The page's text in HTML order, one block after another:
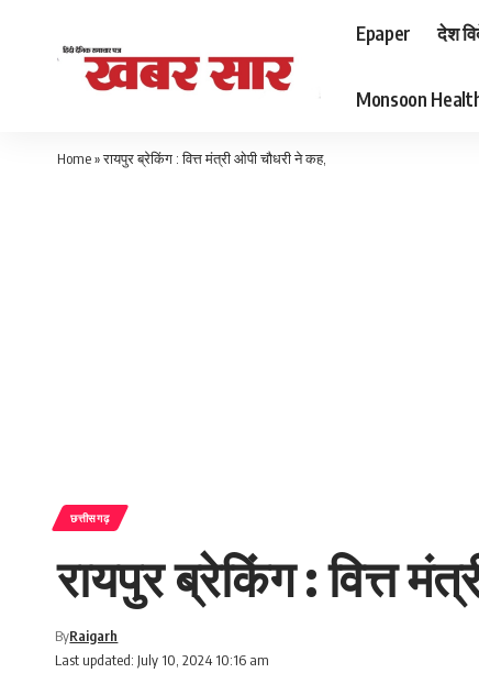
Epaper देश
Monsoon Health
Home»रायपुर ब्रेकिंग : वित्त मंत्री ओपी चौधरी ने कह,
छत्तीसगढ़
रायपुर ब्रेकिंग : वित्त
Last updated: July 10, 2024 10:16 am
ByRaigarh